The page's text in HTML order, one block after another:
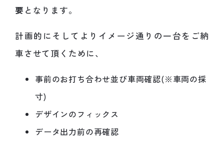
要 となります。
計画的にそしてよりイメージ通りの一台をご納
車させて頂くために、
事前のお打ち合わせ並び車両確認(※車両の採
寸)
デザインのフィックス
データ出力前の再確認